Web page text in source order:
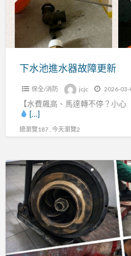
更
下水池進水器故障更新
保全/消防 jcjc 2026-03-
【水費飆高、馬達轉不停？小心
[…]
總瀏覽187 , 今天瀏覽2
陸
上
型
撒
水
泵
浦